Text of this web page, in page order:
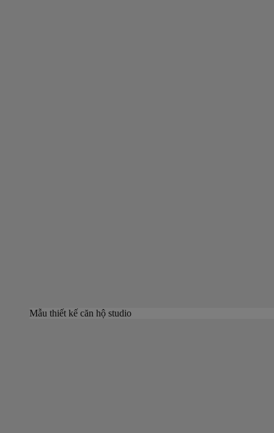
Mẫu thiết kế căn hộ studio